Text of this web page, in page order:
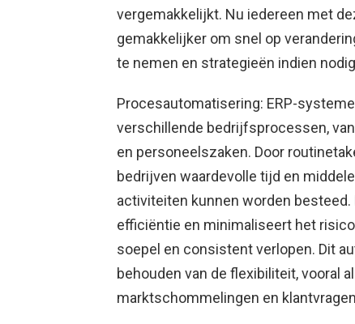
vergemakkelijkt. Nu iedereen met
gemakkelijker om snel op
te nemen en strategieën indien
Procesautomatisering: ERP-
verschillende bedrijfsprocessen,
en personeelszaken. Door
bedrijven waardevolle tijd en
activiteiten kunnen worden
efficiëntie en minimaliseert het
soepel en consistent verlopen. Dit
behouden van de flexibiliteit, vooral
marktschommelingen en